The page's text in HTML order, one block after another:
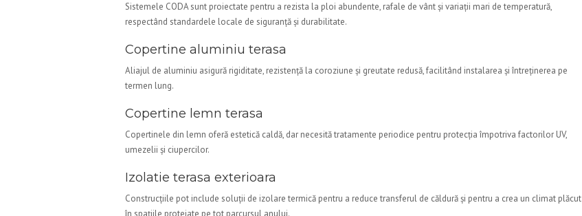
Sistemele CODA sunt proiectate pentru a rezista la ploi abundente, rafale de vânt și variații mari de temperatură,
respectând standardele locale de siguranță și durabilitate.
Copertine aluminiu terasa
Aliajul de aluminiu asigură rigiditate, rezistență la coroziune și greutate redusă, facilitând instalarea și întreținerea pe
termen lung.
Copertine lemn terasa
Copertinele din lemn oferă estetică caldă, dar necesită tratamente periodice pentru protecția împotriva factorilor UV,
umezelii și ciupercilor.
Izolatie terasa exterioara
Construcțiile pot include soluții de izolare termică pentru a reduce transferul de căldură și pentru a crea un climat plăcut
în spațiile protejate pe tot parcursul anului.